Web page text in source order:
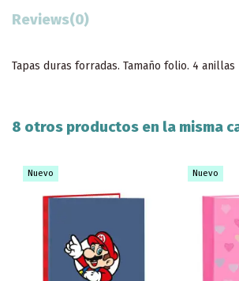
Reviews(0)
Tapas duras forradas. Tamaño folio. 4 anillas
8 otros productos en la misma
Nuevo Nuevo